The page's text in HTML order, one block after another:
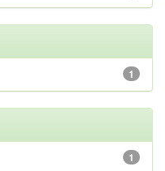
1
1